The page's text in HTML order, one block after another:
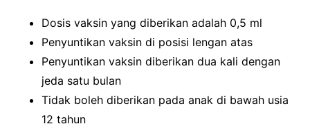
Dosis vaksin yang diberikan adalah 0,5 ml
Penyuntikan vaksin di posisi lengan atas
Penyuntikan vaksin diberikan dua kali dengan
jeda satu bulan
Tidak boleh diberikan pada anak di bawah usia
12 tahun